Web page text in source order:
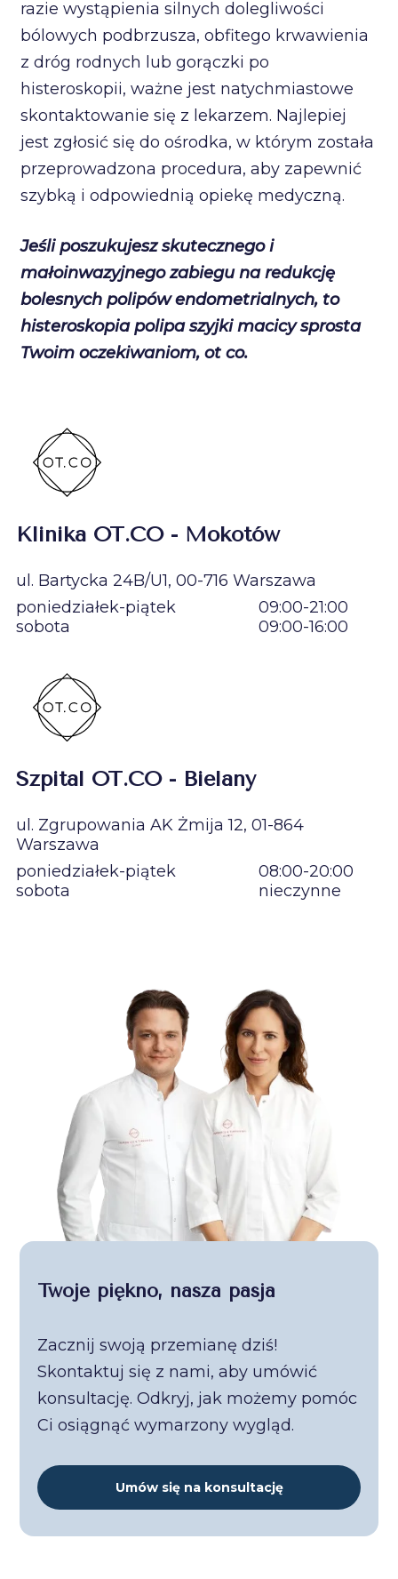
razie wystąpienia silnych dolegliwości
bólowych podbrzusza, obfitego krwawienia
z dróg rodnych lub gorączki po
histeroskopii, ważne jest natychmiastowe
skontaktowanie się z lekarzem. Najlepiej
jest zgłosić się do ośrodka, w którym została
przeprowadzona procedura, aby zapewnić
szybką i odpowiednią opiekę medyczną.
Jeśli poszukujesz skutecznego i
małoinwazyjnego zabiegu na redukcję
bolesnych polipów endometrialnych, to
histeroskopia polipa szyjki macicy sprosta
Twoim oczekiwaniom, ot co.
Klinika OT.CO - Mokotów
ul. Bartycka 24B/U1, 00-716 Warszawa
poniedziałek-piątek
09:00-21:00
sobota
09:00-16:00
Szpital OT.CO - Bielany
ul. Zgrupowania AK Żmija 12, 01-864
Warszawa
poniedziałek-piątek
08:00-20:00
sobota
nieczynne
Twoje piękno, nasza pasja
Zacznij swoją przemianę dziś!
Skontaktuj się z nami, aby umówić
konsultację. Odkryj, jak możemy pomóc
Ci osiągnąć wymarzony wygląd.
Umów się na konsultację